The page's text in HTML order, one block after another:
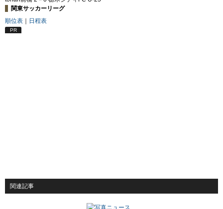
関東サッカーリーグ
順位表
日程表
PR
関連記事